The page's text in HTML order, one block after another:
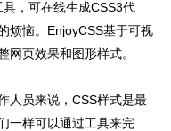
，可在线生成CSS3代
烦恼。EnjoyCSS基于可视
网页效果和图形样式。
人员来说，CSS样式是最
一样可以通过工具来完